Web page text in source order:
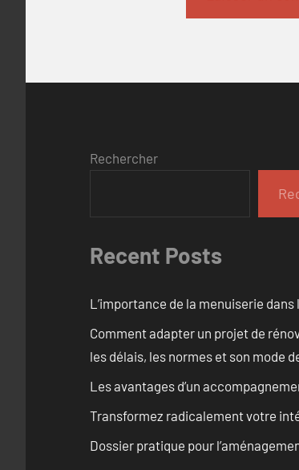
Rechercher
Recent Posts
L’importance de la menuiserie
Comment adapter un projet de
les délais, les normes et son mode
Les avantages d’un
Transformez radicalement votre
Dossier pratique pour